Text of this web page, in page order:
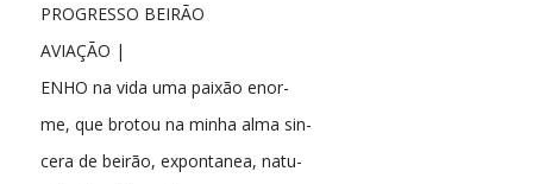
PROGRESSO BEIRÃO
AVIAÇÃO |
ENHO na vida uma paixão enor-
me, que brotou na minha alma sin-
cera de beirão, expontanea, natu-